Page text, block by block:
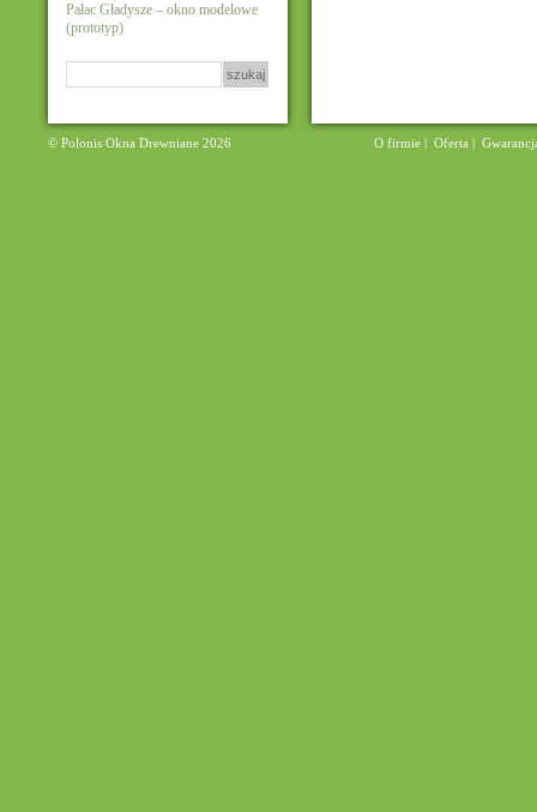
Pałac Gładysze – okno modelowe
(prototyp)
© Polonis Okna Drewniane 2026 O firmie | Oferta |